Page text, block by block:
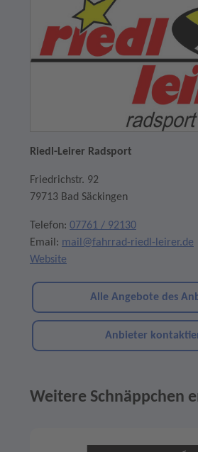
Riedl-Leirer Radsport
Friedrichstr. 92
79713 Bad Säckingen
Telefon: 07761 / 92130
Email: mail@fahrrad-riedl-leirer.de
Website
Alle Angebote des
Anbieter
Weitere Schnäppchen